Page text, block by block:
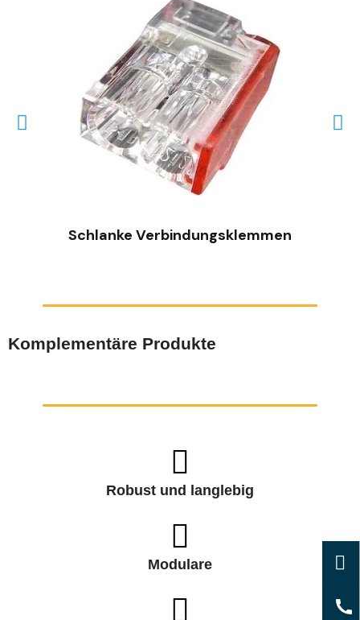
SCHNELLANSICHT
Schlanke Verbindungsklemmen
Komplementäre Produkte
Robust und langlebig
Modulare